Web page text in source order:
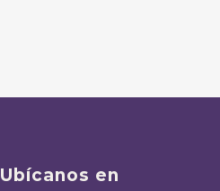
Ubícanos en